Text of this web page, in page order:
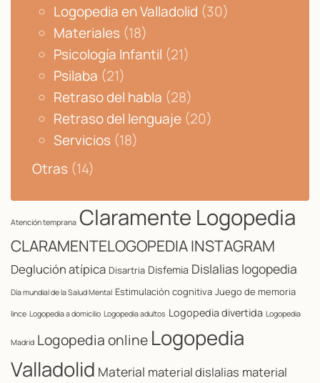
Logopedia en Valladolid (30)
Materiales (18)
Psicología Infantil (21)
Psilaba (21)
Retraso del habla (28)
Retraso del lenguaje (20)
Servicios (18)
Otras (14)
Atención temprana Claramente Logopedia
CLARAMENTELOGOPEDIA INSTAGRAM
Deglución atípica Disartria Disfemia Dislalias logopedia
Día mundial de la Salud Mental Estimulación cognitiva Juego de memoria
lince Logopedia a domicilio Logopedia adultos Logopedia divertida Logopedia
Madrid Logopedia online Logopedia
Valladolid Material material dislalias material